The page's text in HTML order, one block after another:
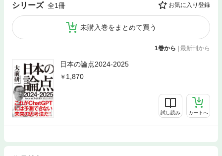
シリーズ 全1冊 お気に入り登録
未購入巻をまとめて買う
1巻から | 最新刊から
日本の論点2024-2025
1,870
試し読み カートへ